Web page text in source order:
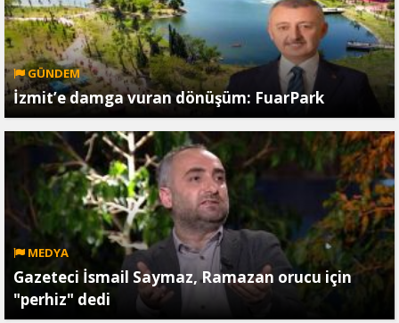
GÜNDEM
İzmit’e damga vuran dönüşüm: FuarPark
MEDYA
Gazeteci İsmail Saymaz, Ramazan orucu için
"perhiz" dedi